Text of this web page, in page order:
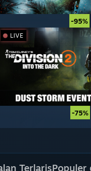
-95%
-75%
LIVE
TerlarisPopuler